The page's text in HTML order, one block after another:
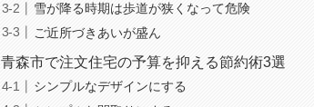
雪が降る時期は歩道が狭くなって危険
ご近所づきあいが盛ん
青森市で注文住宅の予算を抑える節約術3選
シンプルなデザインにする